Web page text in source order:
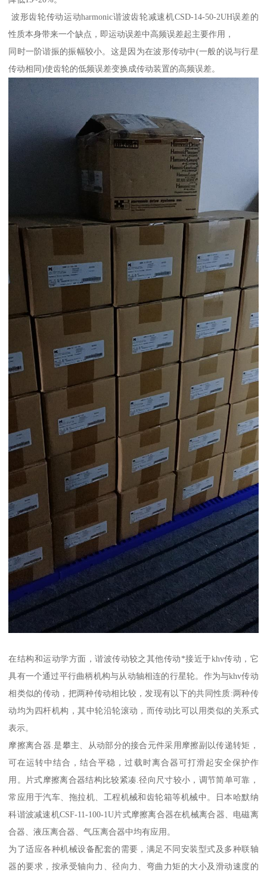
波形齿轮传动运动harmonic谐波齿轮减速机CSD-14-50-2UH误差的
性质本身带来一个缺点，即运动误差中高频误差起主要作用，
同时一阶谐振的振幅较小。这是因为在波形传动中(一般的说与行星
传动相同)使齿轮的低频误差变换成传动装置的高频误差。
在结构和运动学方面，谐波传动较之其他传动*接近于khv传动，它
具有一个通过平行曲柄机构与从动轴相连的行星轮。作为与khv传动
相类似的传动，把两种传动相比较，发现有以下的共同性质:两种传
动均为四杆机构，其中轮沿轮滚动，而传动比可以用类似的关系式
表示。
摩擦离合器.是攀主、从动部分的接合元件采用摩擦副以传递转矩，
可在运转中结合，结合平稳，过载时离合器可打滑起安全保护作
用。片式摩擦离合器结构比较紧凑.径向尺寸较小，调节简单可靠，
常应用于汽车、拖拉机、工程机械和齿轮箱等机械中。日本哈默纳
科谐波减速机CSF-11-100-1U片式摩擦离合器在机械离合器、电磁离
合器、液压离合器、气压离合器中均有应用。
为了适应各种机械设备配套的需要，满足不同安装型式及多种联轴
器的要求，按承受轴向力、径向力、弯曲力矩的大小及滑动速度的